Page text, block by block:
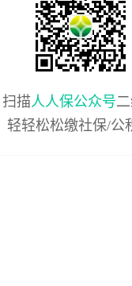
扫描人人保公众号
轻轻松松缴社保/公